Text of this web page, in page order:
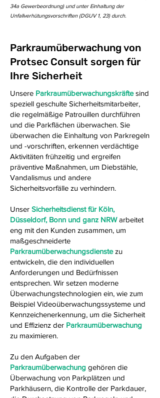
34a Gewerbeordnung) und unter Einhaltung der
Unfallverhütungsvorschriften (DGUV 1, 23) durch.
Parkraumüberwachung von
Protsec Consult sorgen für
Ihre Sicherheit
Unsere Parkraumüberwachungskräftesind
speziell geschulte Sicherheitsmitarbeiter,
die regelmäßige Patrouillen durchführen
und die Parkflächen überwachen. Sie
überwachen die Einhaltung von Parkregeln
und -vorschriften, erkennen verdächtige
Aktivitäten frühzeitig und ergreifen
präventive Maßnahmen, um Diebstähle,
Vandalismus und andere
Sicherheitsvorfälle zu verhindern.
Unser Sicherheitsdienst für Köln,
Düsseldorf, Bonn und ganz NRWarbeitet
eng mit den Kunden zusammen, um
maßgeschneiderte
Parkraumüberwachungsdienstezu
entwickeln, die den individuellen
Anforderungen und Bedürfnissen
entsprechen. Wir setzen moderne
Überwachungstechnologien ein, wie zum
Beispiel Videoüberwachungssysteme und
Kennzeichenerkennung, um die Sicherheit
und Effizienz der Parkraumüberwachung
zu maximieren.
Zu den Aufgaben der
Parkraumüberwachung gehören die
Überwachung von Parkplätzen und
Parkhäusern, die Kontrolle der Parkdauer,